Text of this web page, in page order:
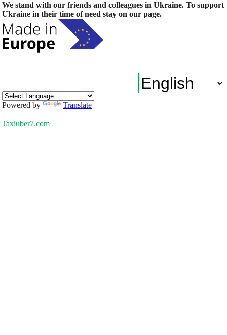
We stand with our friends and colleagues in Ukraine. To support
Ukraine in their time of need stay on our page.
Powered by Translate
Taxiuber7.com